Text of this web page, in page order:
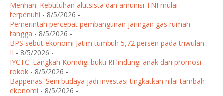
Menhan: Kebutuhan alutsista dan amunisi TNI mulai
terpenuhi - 8/5/2026 -
Pemerintah percepat pembangunan jaringan gas rumah
tangga - 8/5/2026 -
BPS sebut ekonomi Jatim tumbuh 5,72 persen pada triwulan
II - 8/5/2026 -
IYCTC: Langkah Komdigi bukti RI lindungi anak dari promosi
rokok - 8/5/2026 -
Bappenas: Seni budaya jadi investasi tingkatkan nilai tambah
ekonomi - 8/5/2026 -